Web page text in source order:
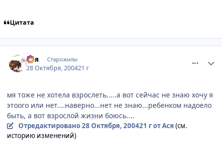
Цитата
Ася Старожилы
28 Октября, 200421 г
мя тоже не хотела взрослеть.....а вот сейчас не знаю хочу я
этоого или нет....наверно...нет не знаю...ребенком надоело
быть, а вот взрослой жизни боюсь....
Отредактировано28 Октября, 200421 гот Ася (см.
историю изменений)